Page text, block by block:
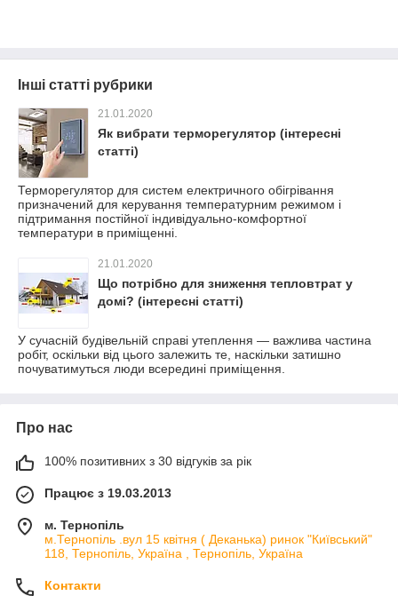
Інші статті рубрики
21.01.2020
Як вибрати терморегулятор (інтересні
статті)
Терморегулятор для систем електричного обігрівання
призначений для керування температурним режимом і
підтримання постійної індивідуально-комфортної
температури в приміщенні.
21.01.2020
Що потрібно для зниження тепловтрат у
домі? (інтересні статті)
У сучасній будівельній справі утеплення — важлива частина
робіт, оскільки від цього залежить те, наскільки затишно
почуватимуться люди всередині приміщення.
Про нас
100% позитивних з 30 відгуків за рік
Працює з 19.03.2013
м. Тернопіль
м.Тернопіль .вул 15 квітня ( Деканька) ринок "Київський"
118, Тернопіль, Україна , Тернопіль, Україна
Контакти